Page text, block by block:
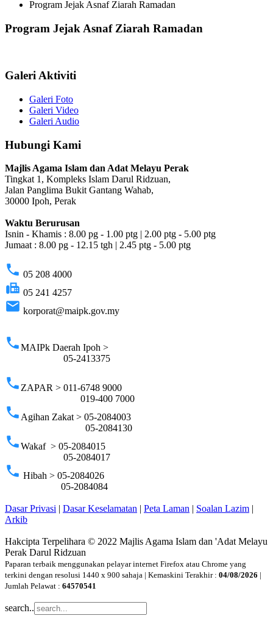
Program Jejak Asnaf Ziarah Ramadan
Program Jejak Asnaf Ziarah Ramadan
Galeri Aktiviti
Galeri Foto
Galeri Video
Galeri Audio
Hubungi Kami
Majlis Agama Islam dan Adat Melayu Perak
Tingkat 1, Kompleks Islam Darul Ridzuan,
Jalan Panglima Bukit Gantang Wahab,
30000 Ipoh, Perak
Waktu Berurusan
Isnin - Khamis : 8.00 pg - 1.00 ptg | 2.00 ptg - 5.00 ptg
Jumaat : 8.00 pg - 12.15 tgh | 2.45 ptg - 5.00 ptg
phone 05 208 4000
fax 05 241 4257
email korporat@maipk.gov.my
phoneMAIPk Daerah Ipoh >
05-2413375
phone ZAPAR > 011-6748 9000
019-400 7000
phone Agihan Zakat > 05-2084003
05-2084130
phoneWakaf > 05-2084015
05-2084017
phone Hibah > 05-2084026
05-2084084
Dasar Privasi | Dasar Keselamatan | Peta Laman | Soalan Lazim |
Arkib
Hakcipta Terpelihara © 2022 Majlis Agama Islam dan 'Adat Melayu
Perak Darul Ridzuan
Paparan terbaik menggunakan pelayar internet Firefox atau Chrome yang
terkini dengan resolusi 1440 x 900 sahaja | Kemaskini Terakhir : 04/08/2026 |
Jumlah Pelawat : 64570541
search..